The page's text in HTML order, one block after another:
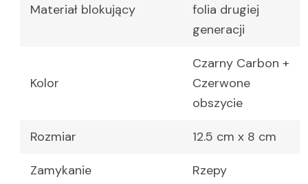
Materiał blokujący
folia drugiej
generacji
Kolor
Czarny Carbon +
Czerwone
obszycie
Rozmiar 12.5 cm x 8 cm
Zamykanie Rzepy